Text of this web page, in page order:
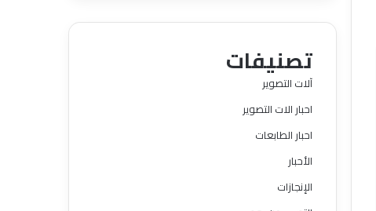
تصنيفات
آلات التصوير
احبار الات التصوير
احبار الطابعات
الأحبار
الإنجازات